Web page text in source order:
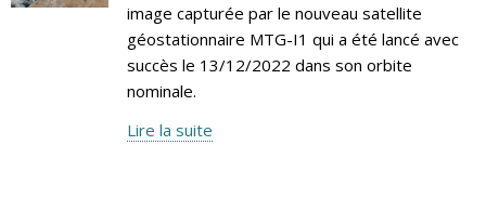
image capturée par le nouveau satellite
géostationnaire MTG-I1 qui a été lancé avec
succès le 13/12/2022 dans son orbite
nominale.
Lire la suite